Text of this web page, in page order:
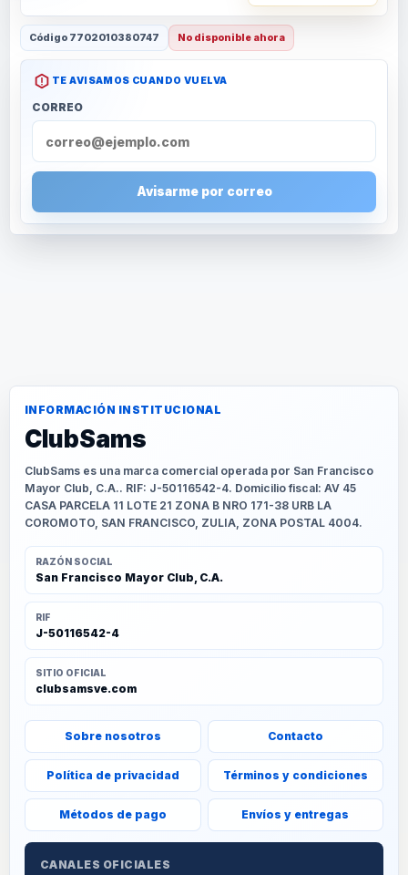
Código 7702010380747 No disponible ahora
TE AVISAMOS CUANDO VUELVA
CORREO
Avisarme por correo
INFORMACIÓN INSTITUCIONAL
ClubSams
ClubSams es una marca comercial operada por San Francisco
Mayor Club, C.A.. RIF: J-50116542-4. Domicilio fiscal: AV 45
CASA PARCELA 11 LOTE 21 ZONA B NRO 171-38 URB LA
COROMOTO, SAN FRANCISCO, ZULIA, ZONA POSTAL 4004.
RAZÓN SOCIAL
San Francisco Mayor Club, C.A.
RIF
J-50116542-4
SITIO OFICIAL
clubsamsve.com
Sobre nosotros Contacto
Política de privacidad Términos y condiciones
Métodos de pago Envíos y entregas
CANALES OFICIALES